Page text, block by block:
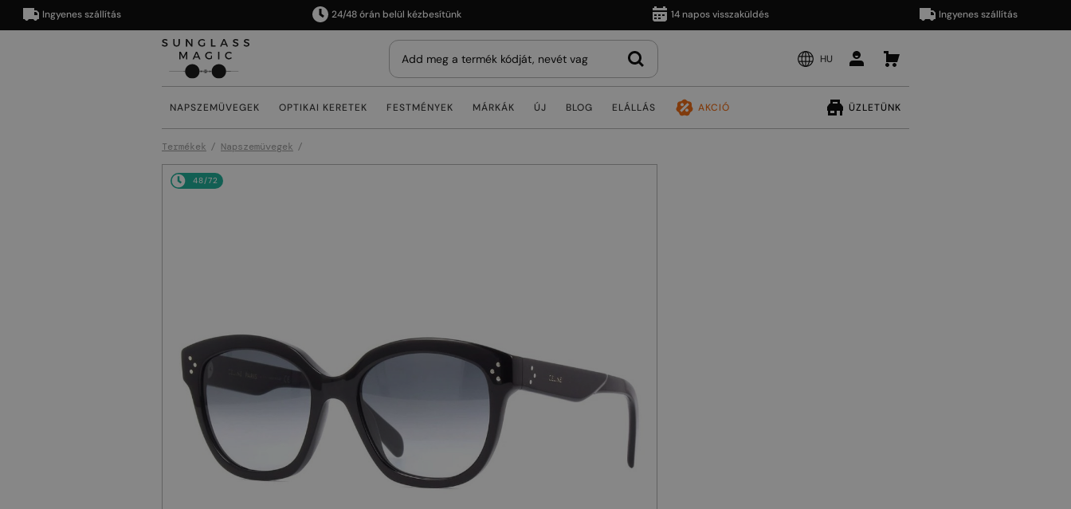
Ingyenes szállítás 24/48 órán belül kézbesítünk 14 napos visszaküldés Ingyenes szállítás
HU
NAPSZEMÜVEGEK OPTIKAI KERETEK FESTMÉNYEK MÁRKÁK ÚJ BLOG ELÁLLÁS AKCIÓ ÜZLETÜNK
Termékek Napszemüvegek
48/72